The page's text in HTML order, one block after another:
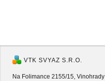
VTK SVYAZ S.R.O.
Na Folimance 2155/15, Vinohrady